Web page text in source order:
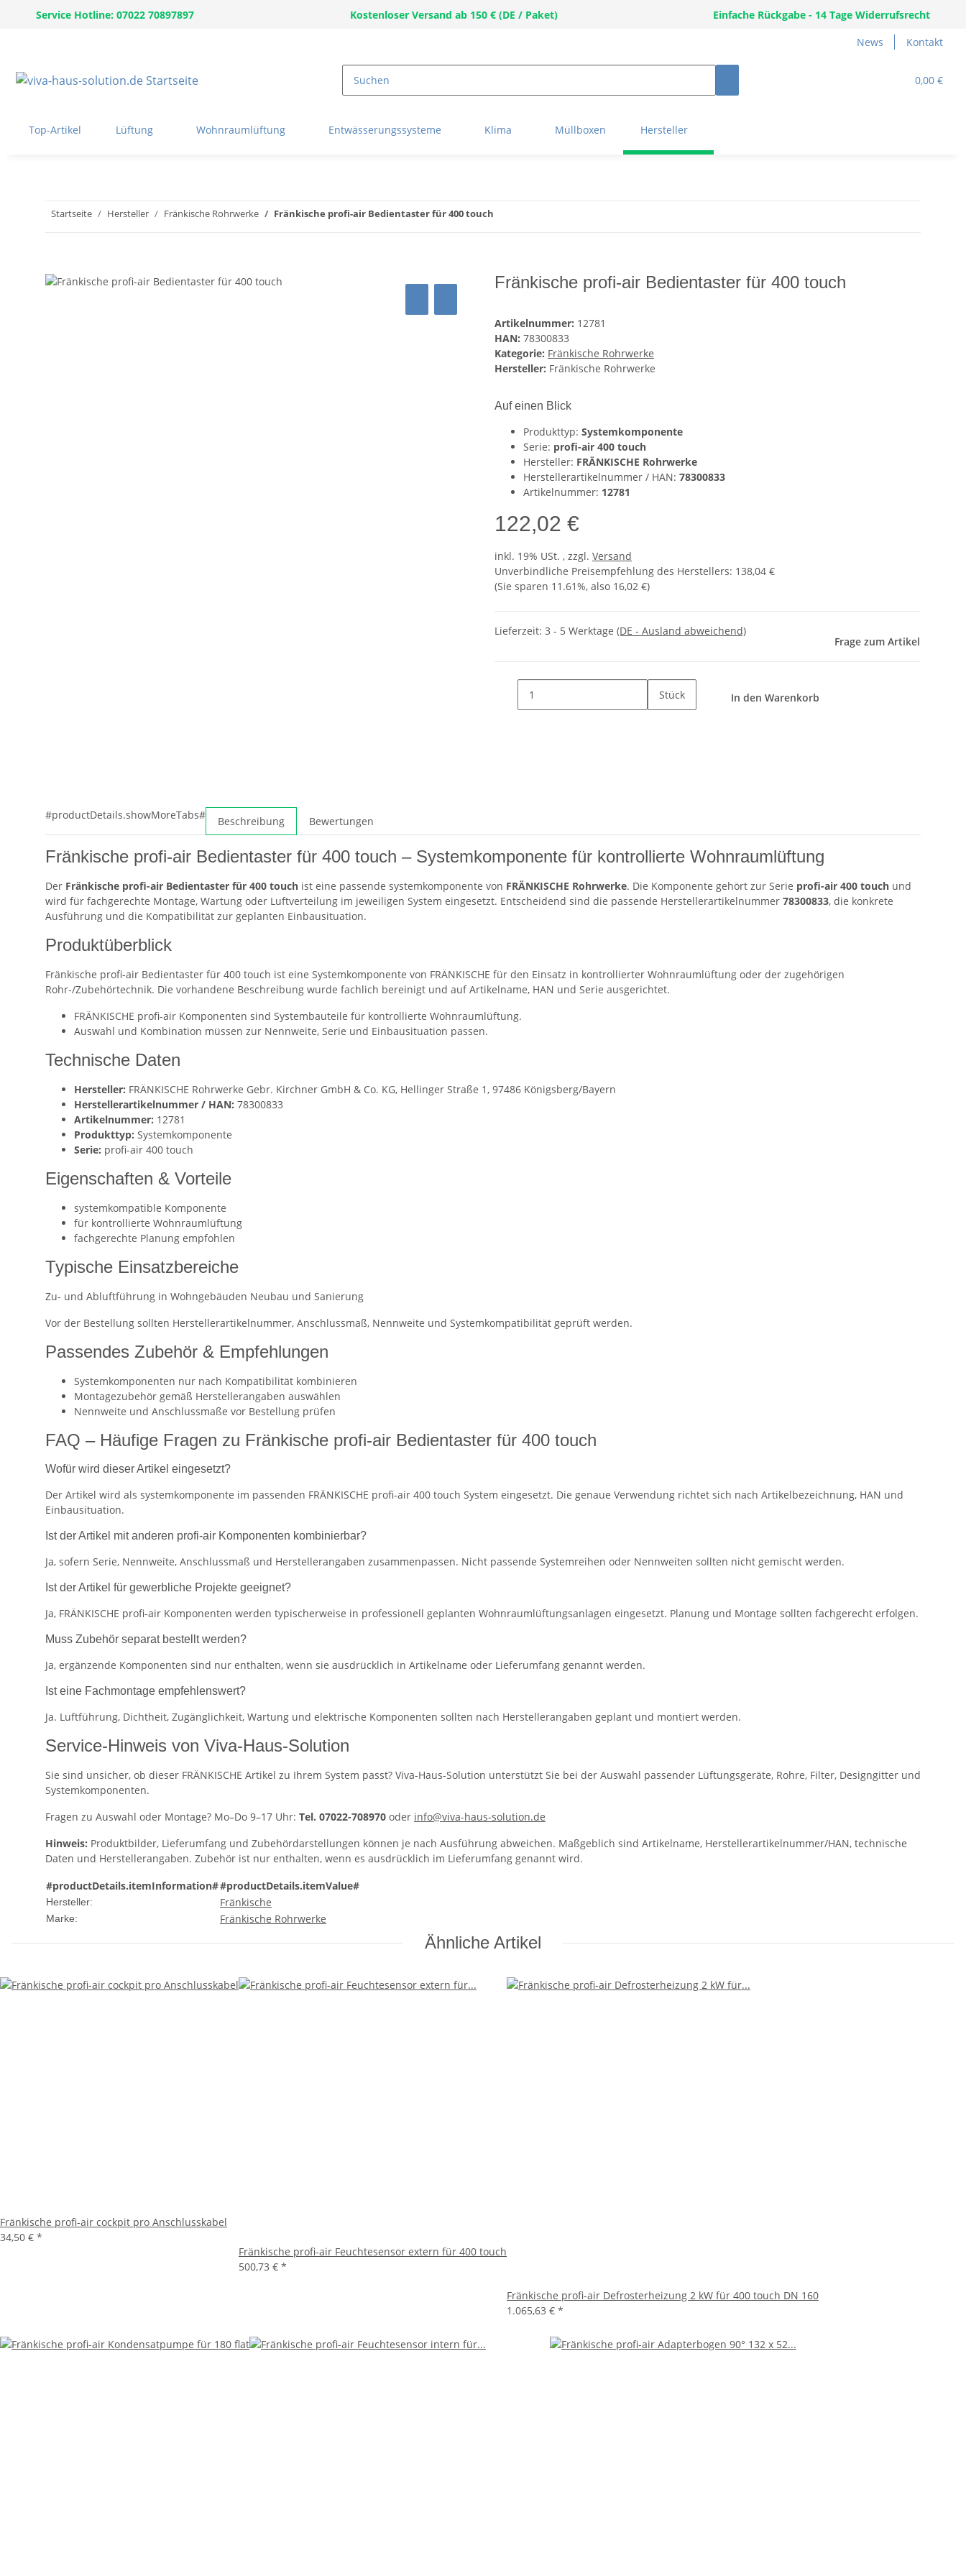
Service Hotline: 07022 70897897 Kostenloser Versand ab 150 € (DE / Paket) Einfache Rückgabe - 14 Tage Widerrufsrecht
News Kontakt
0,00 €
Top-Artikel Lüftung Wohnraumlüftung Entwässerungssysteme Klima Müllboxen Hersteller
Startseite Hersteller Fränkische Rohrwerke Fränkische profi-air Bedientaster für 400 touch
Fränkische profi-air Bedientaster für 400 touch
Artikelnummer: 12781
HAN: 78300833
Kategorie: Fränkische Rohrwerke
Hersteller: Fränkische Rohrwerke
Auf einen Blick
Produkttyp: Systemkomponente
Serie: profi-air 400 touch
Hersteller: FRÄNKISCHE Rohrwerke
Herstellerartikelnummer / HAN: 78300833
Artikelnummer: 12781
122,02 €
inkl. 19% USt. , zzgl. Versand
Unverbindliche Preisempfehlung des Herstellers: 138,04 €
(Sie sparen 11.61%, also 16,02 €)
Lieferzeit: 3 - 5 Werktage (DE - Ausland abweichend)
Frage zum Artikel
Stück In den Warenkorb
#productDetails.showMoreTabs# Beschreibung Bewertungen
Fränkische profi-air Bedientaster für 400 touch – Systemkomponente für kontrollierte Wohnraumlüftung
Der Fränkische profi-air Bedientaster für 400 touch ist eine passende systemkomponente von FRÄNKISCHE Rohrwerke. Die Komponente gehört zur Serie profi-air 400 touch und
wird für fachgerechte Montage, Wartung oder Luftverteilung im jeweiligen System eingesetzt. Entscheidend sind die passende Herstellerartikelnummer 78300833, die konkrete
Ausführung und die Kompatibilität zur geplanten Einbausituation.
Produktüberblick
Fränkische profi-air Bedientaster für 400 touch ist eine Systemkomponente von FRÄNKISCHE für den Einsatz in kontrollierter Wohnraumlüftung oder der zugehörigen
Rohr-/Zubehörtechnik. Die vorhandene Beschreibung wurde fachlich bereinigt und auf Artikelname, HAN und Serie ausgerichtet.
FRÄNKISCHE profi-air Komponenten sind Systembauteile für kontrollierte Wohnraumlüftung.
Auswahl und Kombination müssen zur Nennweite, Serie und Einbausituation passen.
Technische Daten
Hersteller: FRÄNKISCHE Rohrwerke Gebr. Kirchner GmbH & Co. KG, Hellinger Straße 1, 97486 Königsberg/Bayern
Herstellerartikelnummer / HAN: 78300833
Artikelnummer: 12781
Produkttyp: Systemkomponente
Serie: profi-air 400 touch
Eigenschaften & Vorteile
systemkompatible Komponente
für kontrollierte Wohnraumlüftung
fachgerechte Planung empfohlen
Typische Einsatzbereiche
Zu- und Abluftführung in Wohngebäuden Neubau und Sanierung
Vor der Bestellung sollten Herstellerartikelnummer, Anschlussmaß, Nennweite und Systemkompatibilität geprüft werden.
Passendes Zubehör & Empfehlungen
Systemkomponenten nur nach Kompatibilität kombinieren
Montagezubehör gemäß Herstellerangaben auswählen
Nennweite und Anschlussmaße vor Bestellung prüfen
FAQ – Häufige Fragen zu Fränkische profi-air Bedientaster für 400 touch
Wofür wird dieser Artikel eingesetzt?
Der Artikel wird als systemkomponente im passenden FRÄNKISCHE profi-air 400 touch System eingesetzt. Die genaue Verwendung richtet sich nach Artikelbezeichnung, HAN und
Einbausituation.
Ist der Artikel mit anderen profi-air Komponenten kombinierbar?
Ja, sofern Serie, Nennweite, Anschlussmaß und Herstellerangaben zusammenpassen. Nicht passende Systemreihen oder Nennweiten sollten nicht gemischt werden.
Ist der Artikel für gewerbliche Projekte geeignet?
Ja, FRÄNKISCHE profi-air Komponenten werden typischerweise in professionell geplanten Wohnraumlüftungsanlagen eingesetzt. Planung und Montage sollten fachgerecht erfolgen.
Muss Zubehör separat bestellt werden?
Ja, ergänzende Komponenten sind nur enthalten, wenn sie ausdrücklich in Artikelname oder Lieferumfang genannt werden.
Ist eine Fachmontage empfehlenswert?
Ja. Luftführung, Dichtheit, Zugänglichkeit, Wartung und elektrische Komponenten sollten nach Herstellerangaben geplant und montiert werden.
Service-Hinweis von Viva-Haus-Solution
Sie sind unsicher, ob dieser FRÄNKISCHE Artikel zu Ihrem System passt? Viva-Haus-Solution unterstützt Sie bei der Auswahl passender Lüftungsgeräte, Rohre, Filter, Designgitter und
Systemkomponenten.
Fragen zu Auswahl oder Montage? Mo–Do 9–17 Uhr: Tel. 07022-708970 oder info@viva-haus-solution.de
Hinweis: Produktbilder, Lieferumfang und Zubehördarstellungen können je nach Ausführung abweichen. Maßgeblich sind Artikelname, Herstellerartikelnummer/HAN, technische
Daten und Herstellerangaben. Zubehör ist nur enthalten, wenn es ausdrücklich im Lieferumfang genannt wird.
#productDetails.itemInformation##productDetails.itemValue#
Hersteller: Fränkische
Marke: Fränkische Rohrwerke
Ähnliche Artikel
Fränkische profi-air cockpit pro Anschlusskabel
34,50 € *
Fränkische profi-air Feuchtesensor extern für 400 touch
500,73 € *
Fränkische profi-air Defrosterheizung 2 kW für 400 touch DN 160
1.065,63 € *